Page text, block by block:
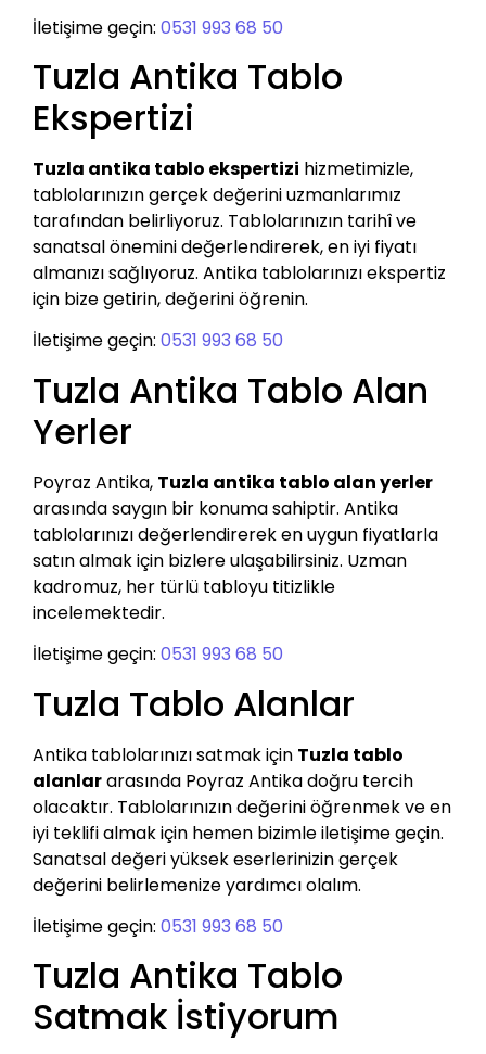
İletişime geçin: 0531 993 68 50
Tuzla Antika Tablo
Ekspertizi
Tuzla antika tablo ekspertizi hizmetimizle,
tablolarınızın gerçek değerini uzmanlarımız
tarafından belirliyoruz. Tablolarınızın tarihî ve
sanatsal önemini değerlendirerek, en iyi fiyatı
almanızı sağlıyoruz. Antika tablolarınızı ekspertiz
için bize getirin, değerini öğrenin.
İletişime geçin: 0531 993 68 50
Tuzla Antika Tablo Alan
Yerler
Poyraz Antika, Tuzla antika tablo alan yerler
arasında saygın bir konuma sahiptir. Antika
tablolarınızı değerlendirerek en uygun fiyatlarla
satın almak için bizlere ulaşabilirsiniz. Uzman
kadromuz, her türlü tabloyu titizlikle
incelemektedir.
İletişime geçin: 0531 993 68 50
Tuzla Tablo Alanlar
Antika tablolarınızı satmak için Tuzla tablo
alanlararasında Poyraz Antika doğru tercih
olacaktır. Tablolarınızın değerini öğrenmek ve en
iyi teklifi almak için hemen bizimle iletişime geçin.
Sanatsal değeri yüksek eserlerinizin gerçek
değerini belirlemenize yardımcı olalım.
İletişime geçin: 0531 993 68 50
Tuzla Antika Tablo
Satmak İstiyorum